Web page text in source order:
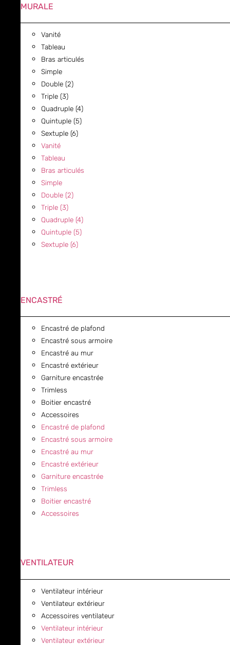
MURALE
Vanité
Tableau
Bras articulés
Simple
Double (2)
Triple (3)
Quadruple (4)
Quintuple (5)
Sextuple (6)
Vanité
Tableau
Bras articulés
Simple
Double (2)
Triple (3)
Quadruple (4)
Quintuple (5)
Sextuple (6)
ENCASTRÉ
Encastré de plafond
Encastré sous armoire
Encastré au mur
Encastré extérieur
Garniture encastrée
Trimless
Boitier encastré
Accessoires
Encastré de plafond
Encastré sous armoire
Encastré au mur
Encastré extérieur
Garniture encastrée
Trimless
Boitier encastré
Accessoires
VENTILATEUR
Ventilateur intérieur
Ventilateur extérieur
Accessoires ventilateur
Ventilateur intérieur
Ventilateur extérieur